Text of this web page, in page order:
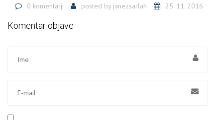
0 komentarji posted by janezsarlah 25. 11. 2016
Komentar objave